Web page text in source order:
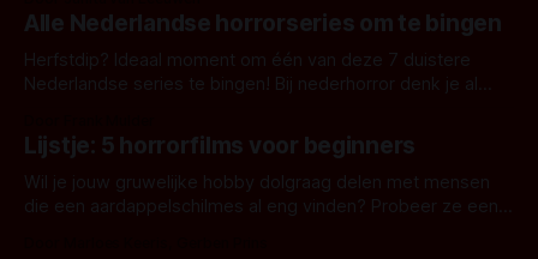
Alle Nederlandse horrorseries om te bingen
Herfstdip? Ideaal moment om één van deze 7 duistere
Nederlandse series te bingen! Bij nederhorror denk je al
Amsterdamned of The Johnsons. Maar Nederlandse horror
is niet beperkt tot films. Hier een aantal Nederlandse tv-
series uit het duistere of horrorgenre. Als
Lijstje: 5 horrorfilms voor beginners
Wil je jouw gruwelijke hobby dolgraag delen met mensen
die een aardappelschilmes al eng vinden? Probeer ze eens